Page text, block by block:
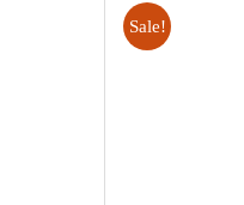
Sale!